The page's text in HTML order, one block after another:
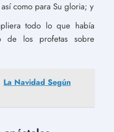
como para Su gloria; y
todo lo que había
de los profetas sobre
La Navidad Según